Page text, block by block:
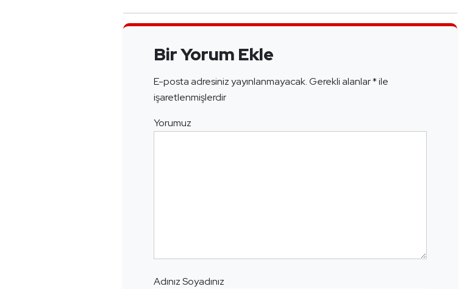
Bir Yorum Ekle
E-posta adresiniz yayınlanmayacak.Gerekli alanlar*ile
işaretlenmişlerdir
Yorumuz
Adınız Soyadınız